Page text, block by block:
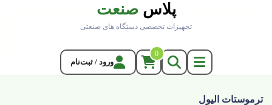
پلاس صنعت
تجهیزات تخصصی دستگاه های صنعتی
0
ورود / ثبت‌نام
ترموستات اليول